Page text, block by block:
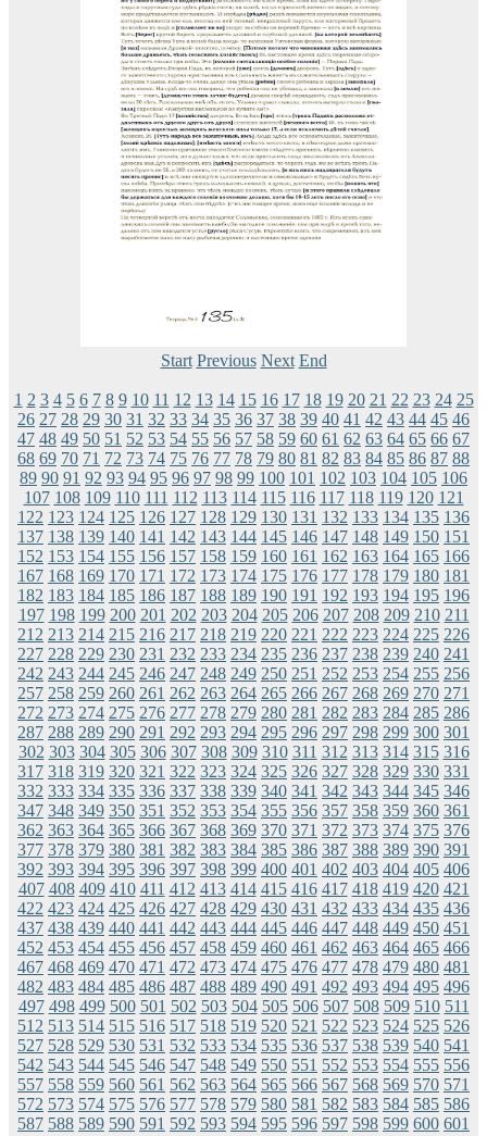
Start Previous Next End
1 2 3 4 5 6 7 8 9 10 11 12 13 14 15 16 17 18 19 20 21 22 23 24 25
26 27 28 29 30 31 32 33 34 35 36 37 38 39 40 41 42 43 44 45 46
47 48 49 50 51 52 53 54 55 56 57 58 59 60 61 62 63 64 65 66 67
68 69 70 71 72 73 74 75 76 77 78 79 80 81 82 83 84 85 86 87 88
89 90 91 92 93 94 95 96 97 98 99 100 101 102 103 104 105 106
107 108 109 110 111 112 113 114 115 116 117 118 119 120 121
122 123 124 125 126 127 128 129 130 131 132 133 134 135 136
137 138 139 140 141 142 143 144 145 146 147 148 149 150 151
152 153 154 155 156 157 158 159 160 161 162 163 164 165 166
167 168 169 170 171 172 173 174 175 176 177 178 179 180 181
182 183 184 185 186 187 188 189 190 191 192 193 194 195 196
197 198 199 200 201 202 203 204 205 206 207 208 209 210 211
212 213 214 215 216 217 218 219 220 221 222 223 224 225 226
227 228 229 230 231 232 233 234 235 236 237 238 239 240 241
242 243 244 245 246 247 248 249 250 251 252 253 254 255 256
257 258 259 260 261 262 263 264 265 266 267 268 269 270 271
272 273 274 275 276 277 278 279 280 281 282 283 284 285 286
287 288 289 290 291 292 293 294 295 296 297 298 299 300 301
302 303 304 305 306 307 308 309 310 311 312 313 314 315 316
317 318 319 320 321 322 323 324 325 326 327 328 329 330 331
332 333 334 335 336 337 338 339 340 341 342 343 344 345 346
347 348 349 350 351 352 353 354 355 356 357 358 359 360 361
362 363 364 365 366 367 368 369 370 371 372 373 374 375 376
377 378 379 380 381 382 383 384 385 386 387 388 389 390 391
392 393 394 395 396 397 398 399 400 401 402 403 404 405 406
407 408 409 410 411 412 413 414 415 416 417 418 419 420 421
422 423 424 425 426 427 428 429 430 431 432 433 434 435 436
437 438 439 440 441 442 443 444 445 446 447 448 449 450 451
452 453 454 455 456 457 458 459 460 461 462 463 464 465 466
467 468 469 470 471 472 473 474 475 476 477 478 479 480 481
482 483 484 485 486 487 488 489 490 491 492 493 494 495 496
497 498 499 500 501 502 503 504 505 506 507 508 509 510 511
512 513 514 515 516 517 518 519 520 521 522 523 524 525 526
527 528 529 530 531 532 533 534 535 536 537 538 539 540 541
542 543 544 545 546 547 548 549 550 551 552 553 554 555 556
557 558 559 560 561 562 563 564 565 566 567 568 569 570 571
572 573 574 575 576 577 578 579 580 581 582 583 584 585 586
587 588 589 590 591 592 593 594 595 596 597 598 599 600 601